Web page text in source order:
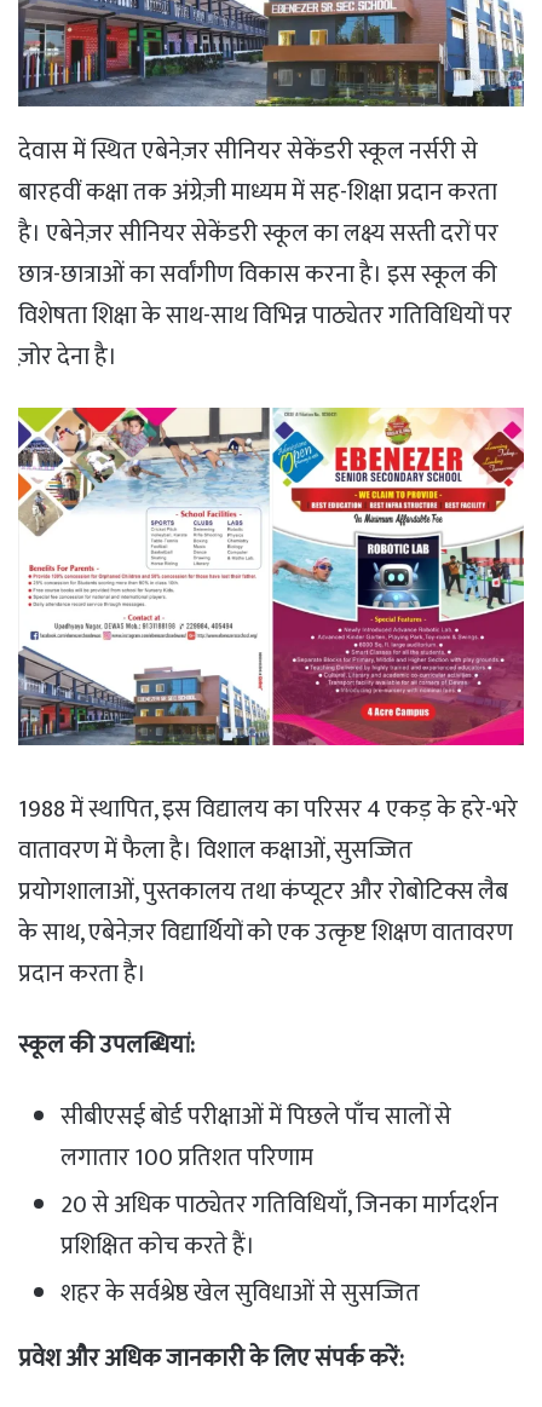
देवास में स्थित एबेनेज़र सीनियर सेकेंडरी स्कूल नर्सरी से
बारहवीं कक्षा तक अंग्रेज़ी माध्यम में सह-शिक्षा प्रदान करता
है। एबेनेज़र सीनियर सेकेंडरी स्कूल का लक्ष्य सस्ती दरों पर
छात्र-छात्राओं का सर्वांगीण विकास करना है। इस स्कूल की
विशेषता शिक्षा के साथ-साथ विभिन्न पाठ्येतर गतिविधियों पर
ज़ोर देना है।
1988 में स्थापित, इस विद्यालय का परिसर 4 एकड़ के हरे-भरे
वातावरण में फैला है। विशाल कक्षाओं, सुसज्जित
प्रयोगशालाओं, पुस्तकालय तथा कंप्यूटर और रोबोटिक्स लैब
के साथ, एबेनेज़र विद्यार्थियों को एक उत्कृष्ट शिक्षण वातावरण
प्रदान करता है।
स्कूल की उपलब्धियां:
सीबीएसई बोर्ड परीक्षाओं में पिछले पाँच सालों से
लगातार 100 प्रतिशत परिणाम
20 से अधिक पाठ्येतर गतिविधियाँ, जिनका मार्गदर्शन
प्रशिक्षित कोच करते हैं।
शहर के सर्वश्रेष्ठ खेल सुविधाओं से सुसज्जित
प्रवेश और अधिक जानकारी के लिए संपर्क करें: